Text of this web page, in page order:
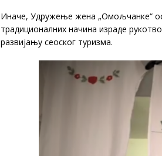
Иначе, Удружење жена „Омољчанке“
традиционалних начина израде
развијању сеоског туризма.